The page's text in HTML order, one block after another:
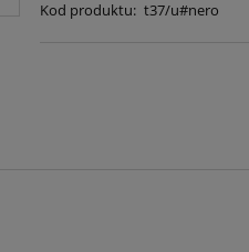
Kod produktu: t37/u#nero